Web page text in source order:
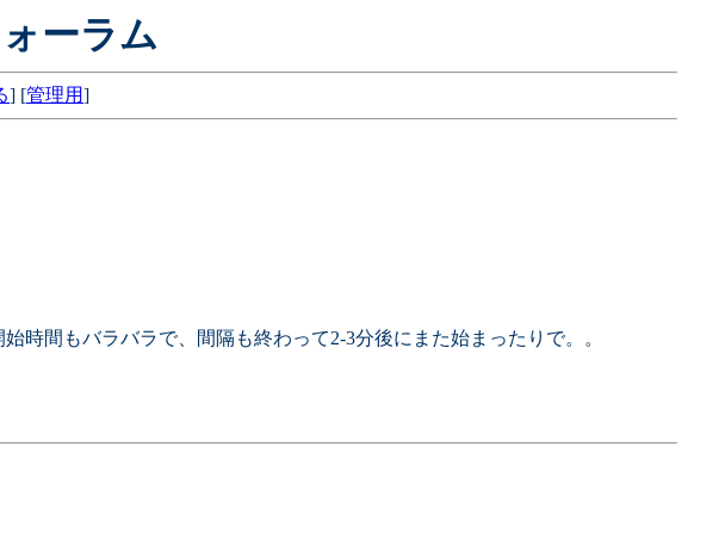
ーラム
] [管理用]
時間もバラバラで、間隔も終わって2-3分後にまた始まったりで。。